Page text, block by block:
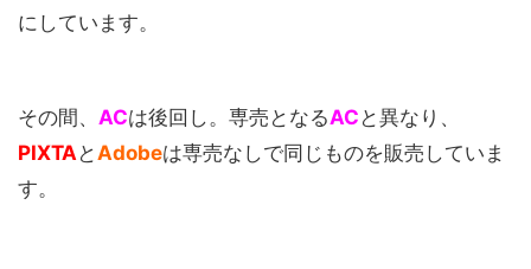
にしています。
その間、 ACは後回し。専売となるAC と異なり、
PIXTA とAdobeは専売なしで同じものを販売していま
す。